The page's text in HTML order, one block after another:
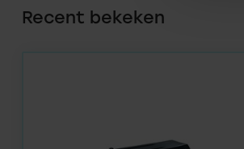
Recent bekeken